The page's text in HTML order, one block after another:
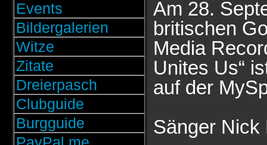
Events
Bildergalerien
Witze
Zitate
Dreierpasch
Clubguide
Burgguide
Am 28.
britischen
Media
Unites Us“
auf der
Sänger Nick